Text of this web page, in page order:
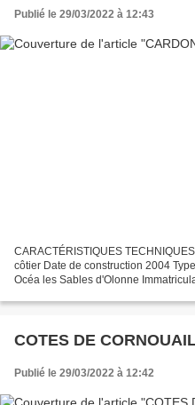
Publié le 29/03/2022 à 12:43
CARACTÉRISTIQUES
côtier Date de construction 2004
Océa les Sables d'Olonne
COTES DE
Publié le 29/03/2022 à 12:42